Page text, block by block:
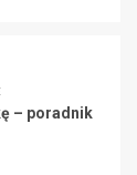
– poradnik